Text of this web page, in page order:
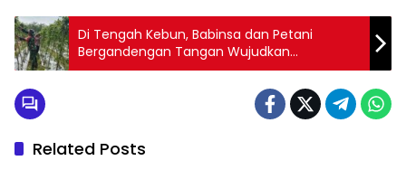
Di Tengah Kebun, Babinsa dan Petani
Bergandengan Tangan Wujudkan
Ketahanan Pangan
Related Posts